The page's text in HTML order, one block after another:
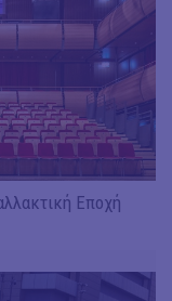
Εποχή